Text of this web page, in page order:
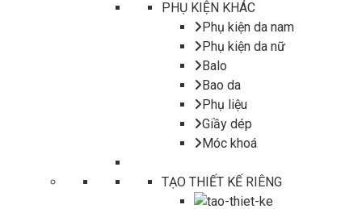
PHỤ KIỆN KHÁC
Phụ kiện da nam
Phụ kiện da nữ
Balo
Bao da
Phụ liệu
Giầy dép
Móc khoá
TẠO THIẾT KẾ RIÊNG